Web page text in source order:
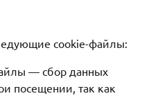
cookie-файлы:
— сбор данных
посещении, так как